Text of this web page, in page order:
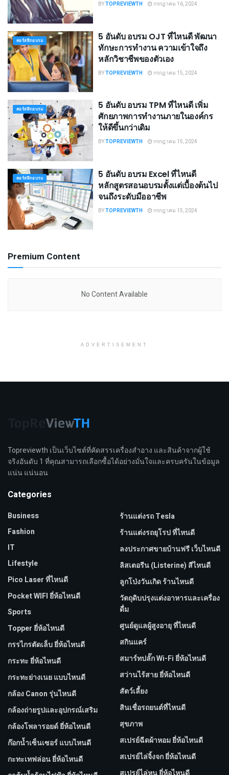
BYTOPREVIEWTH กรกฎาคม 16, 2024
คอร์สฝึกอบรม
5 อันดับ อบรม OJT ที่ไหนดี พัฒนา
ทักษะการทำงาน ความเข้าใจถึง
หลักวิชาชีพของตัวเอง
BYTOPREVIEWTH กรกฎาคม 15, 2024
คอร์สฝึกอบรม
5 อันดับ อบรม TPM ที่ไหนดี เพิ่ม
ศักยภาพการทำงานภายในองค์กร
ให้ดีขึ้นกว่าเดิม
BYTOPREVIEWTH กรกฎาคม 15, 2024
คอร์สฝึกอบรม
5 อันดับ อบรม Excel ที่ไหนดี
หลักสูตรสอนอบรมตั้งแต่เบื้องต้นไป
จนถึงระดับมืออาชีพ
BYTOPREVIEWTH กรกฎาคม 15, 2024
Premium Content
No Content Available
ADVERTISEMENT
Topreviewth เป็นเว็บไซต์ที่คัดสรรเครื่องสำอาง และสินค้าจากผู้ใช้
จริงอันดับ 1 ที่คุณสามารถเลือกซื้อได้อย่างมั่นใจและครบครันในข้อมูล
แน่น แน่นอน
Categories
Business
Fashion
IT
Lifestyle
Pico Laser ที่ไหนดี
Pocket WIFI ยี่ห้อไหนดี
Sports
Topper ยี่ห้อไหนดี
กรรไกรตัดเล็บ ยี่ห้อไหนดี
กระทะ ยี่ห้อไหนดี
กระทะย่างเนย แบบไหนดี
กล้อง Canon รุ่นไหนดี
กล้องถ่ายรูปและอุปกรณ์เสริม
กล้องโพลารอยด์ ยี่ห้อไหนดี
ก๊อกน้ำเซ็นเซอร์ แบบไหนดี
กะทะเทฟล่อน ยี่ห้อไหนดี
ร้านแต่งรถ Tesla
ร้านแต่งรถยุโรป ที่ไหนดี
ลงประกาศขายบ้านฟรี เว็บไหนดี
ลิสเตอรีน (Listerine) สีไหนดี
ลูกโป่งวันเกิด ร้านไหนดี
วัตถุดิบปรุงแต่งอาหารและเครื่อง
ดื่ม
ศูนย์ดูแลผู้สูงอายุ ที่ไหนดี
สกินแคร์
สมาร์ทปลั๊ก Wi-Fi ยี่ห้อไหนดี
สว่านไร้สาย ยี่ห้อไหนดี
สัตว์เลี้ยง
สินเชื่อรถยนต์ที่ไหนดี
สุขภาพ
สเปรย์ฉีดผ้าหอม ยี่ห้อไหนดี
สเปรย์ไล่จิ้งจก ยี่ห้อไหนดี